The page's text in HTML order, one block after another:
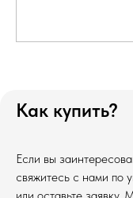
Как купить?
Если вы
свяжитесь с нами по